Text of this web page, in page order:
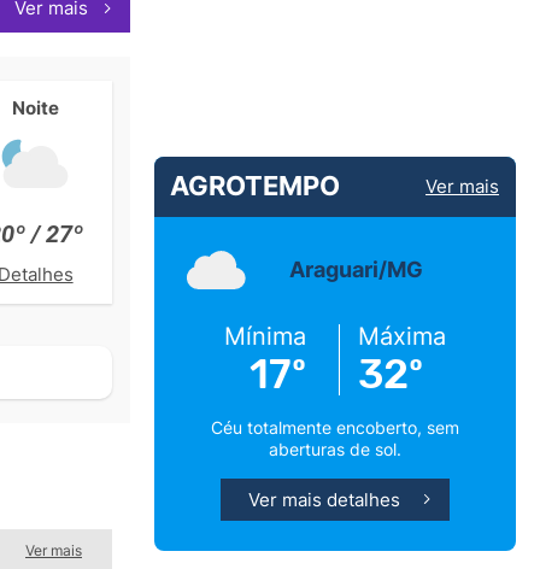
Ver mais
Noite
/ 27º
Detalhes
Ver mais
AGROTEMPO Ver mais
Araguari/MG
Mínima
17º
Máxima
32º
Céu totalmente encoberto, sem
aberturas de sol.
Ver mais detalhes